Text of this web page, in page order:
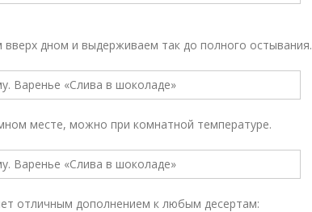
дном и выдерживаем так до полного остывания.
месте, можно при комнатной температуре.
отличным дополнением к любым десертам: